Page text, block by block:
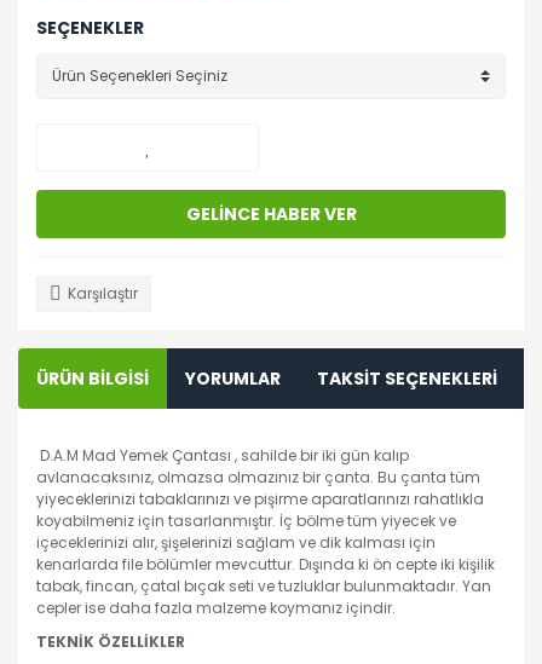
SEÇENEKLER
GELİNCE HABER VER
Karşılaştır
ÜRÜN BİLGİSİ YORUMLAR TAKSİT SEÇENEKLERİ
D.A.M Mad Yemek Çantası , sahilde bir iki gün kalıp
avlanacaksınız, olmazsa olmazınız bir çanta. Bu çanta tüm
yiyeceklerinizi tabaklarınızı ve pişirme aparatlarınızı rahatlıkla
koyabilmeniz için tasarlanmıştır. İç bölme tüm yiyecek ve
içeceklerinizi alır, şişelerinizi sağlam ve dik kalması için
kenarlarda file bölümler mevcuttur. Dışında ki ön cepte iki kişilik
tabak, fincan, çatal bıçak seti ve tuzluklar bulunmaktadır. Yan
cepler ise daha fazla malzeme koymanız içindir.
TEKNİK ÖZELLİKLER